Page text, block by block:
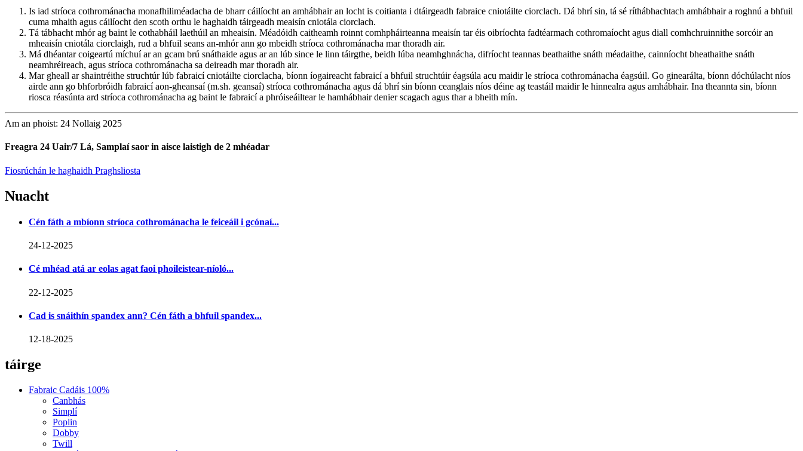
Is iad stríoca cothrománacha monafhiliméadacha de bharr cáilíocht an amhábhair an locht is coitianta i dtáirgeadh fabraice cniotáilte ciorclach. Dá bhrí sin, tá sé ríthábhachtach amhábhair a roghnú a bhfuil
cuma mhaith agus cáilíocht den scoth orthu le haghaidh táirgeadh meaisín cniotála ciorclach.
Tá tábhacht mhór ag baint le cothabháil laethúil an mheaisín. Méadóidh caitheamh roinnt comhpháirteanna meaisín tar éis oibríochta fadtéarmach cothromaíocht agus diall comhchruinnithe sorcóir an
mheaisín cniotála ciorclaigh, rud a bhfuil seans an-mhór ann go mbeidh stríoca cothrománacha mar thoradh air.
Má dhéantar coigeartú míchuí ar an gcam brú snáthaide agus ar an lúb since le linn táirgthe, beidh lúba neamhghnácha, difríocht teannas beathaithe snáth méadaithe, cainníocht bheathaithe snáth
neamhréireach, agus stríoca cothrománacha sa deireadh mar thoradh air.
Mar gheall ar shaintréithe struchtúr lúb fabraicí cniotáilte ciorclacha, bíonn íogaireacht fabraicí a bhfuil struchtúir éagsúla acu maidir le stríoca cothrománacha éagsúil. Go ginearálta, bíonn dóchúlacht níos
airde ann go bhforbróidh fabraicí aon-gheansaí (m.sh. geansaí) stríoca cothrománacha agus dá bhrí sin bíonn ceanglais níos déine ag teastáil maidir le hinnealra agus amhábhair. Ina theannta sin, bíonn
riosca réasúnta ard stríoca cothrománacha ag baint le fabraicí a phróiseáiltear le hamhábhair denier scagach agus thar a bheith mín.
Am an phoist: 24 Nollaig 2025
Freagra 24 Uair/7 Lá, Samplaí saor in aisce laistigh de 2 mhéadar
Fiosrúchán le haghaidh Praghsliosta
Nuacht
Cén fáth a mbíonn stríoca cothrománacha le feiceáil i gcónaí...
24-12-2025
Cé mhéad atá ar eolas agat faoi phoileistear-níoló...
22-12-2025
Cad is snáithín spandex ann? Cén fáth a bhfuil spandex...
12-18-2025
táirge
Fabraic Cadáis 100%
Canbhás
Simplí
Poplin
Dobby
Twill